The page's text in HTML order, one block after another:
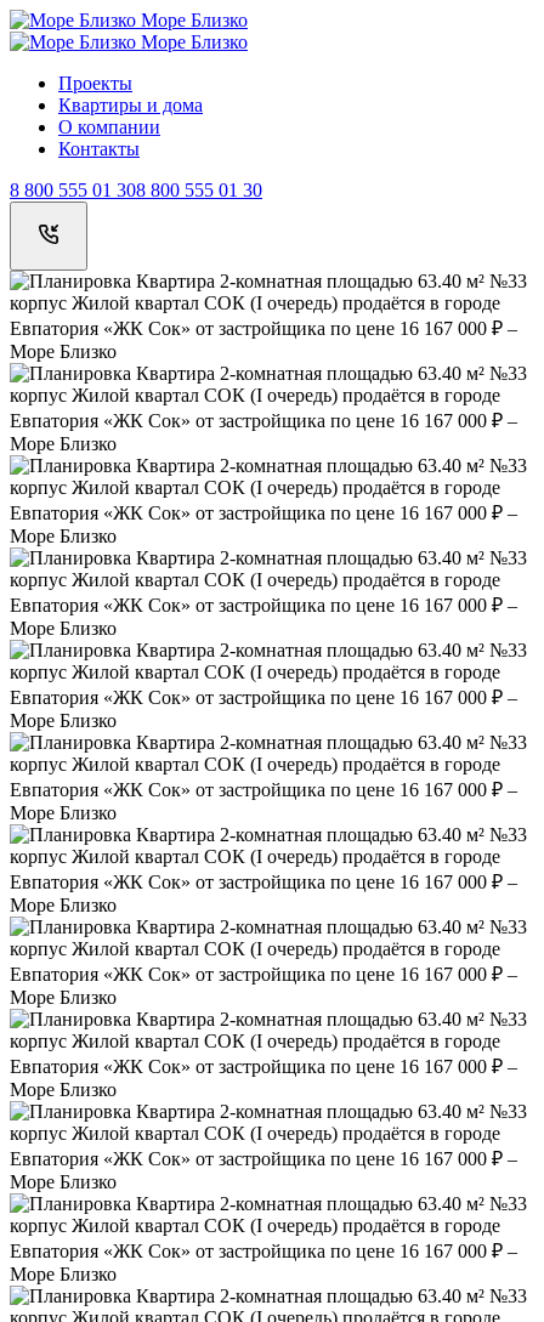
Море Близко
Море Близко
Проекты
Квартиры и дома
О компании
Контакты
8 800 555 01 308 800 555 01 30